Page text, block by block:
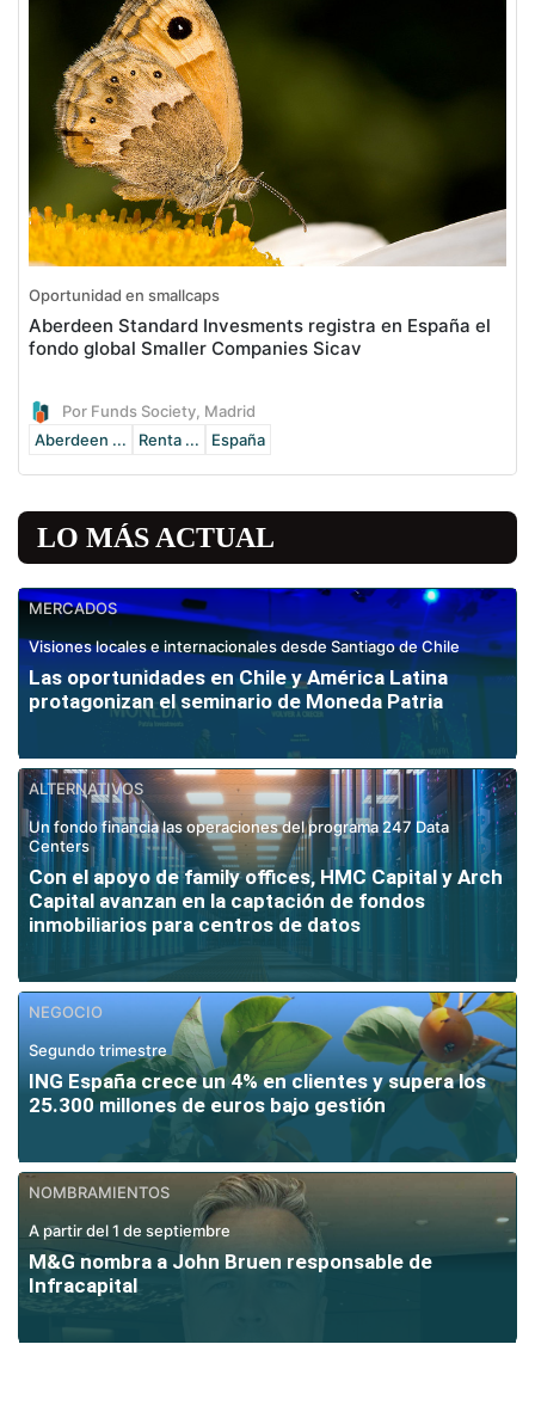
Oportunidad en smallcaps
Aberdeen Standard Invesments registra en España el
fondo global Smaller Companies Sicav
Por Funds Society, Madrid
Aberdeen ...
Renta ... España
LO MÁS ACTUAL
MERCADOS
Visiones locales e internacionales desde Santiago de Chile
Las oportunidades en Chile y América Latina
protagonizan el seminario de Moneda Patria
ALTERNATIVOS
Un fondo financia las operaciones del programa 247 Data
Centers
Con el apoyo de family offices, HMC Capital y Arch
Capital avanzan en la captación de fondos
inmobiliarios para centros de datos
NEGOCIO
Segundo trimestre
ING España crece un 4% en clientes y supera los
25.300 millones de euros bajo gestión
NOMBRAMIENTOS
A partir del 1 de septiembre
M&G nombra a John Bruen responsable de
Infracapital